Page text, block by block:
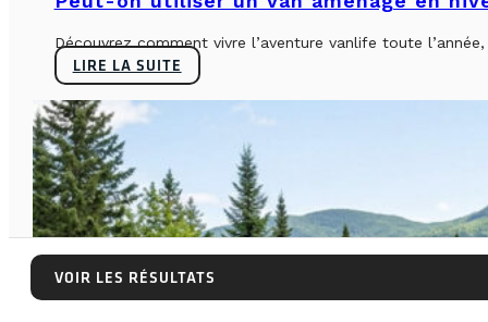
Découvrez comment vivre l’aventure vanlife toute
LIRE LA SUITE
VOIR LES RÉSULTATS
VOIR LES RÉSULTATS